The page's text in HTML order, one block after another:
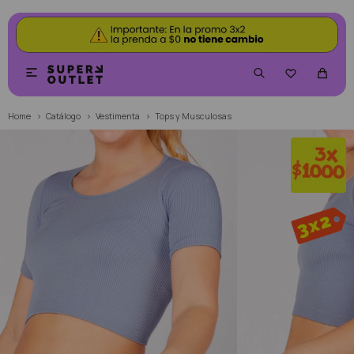


Home Catálogo Vestimenta Tops y Musculosas